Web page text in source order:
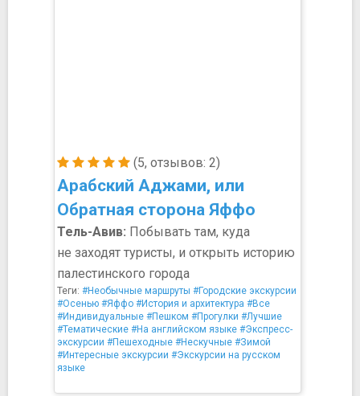
(5, отзывов: 2)
Арабский Аджами, или
Обратная сторона Яффо
Тель-Авив: Побывать там, куда
не заходят туристы, и открыть историю
палестинского города
Теги: #Необычные маршруты #Городские экскурсии
#Осенью #Яффо #История и архитектура #Все
#Индивидуальные #Пешком #Прогулки #Лучшие
#Тематические #На английском языке #Экспресс-
экскурсии #Пешеходные #Нескучные #Зимой
#Интересные экскурсии #Экскурсии на русском
языке